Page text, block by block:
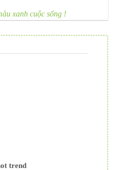
xanh cuộc sống !
trend